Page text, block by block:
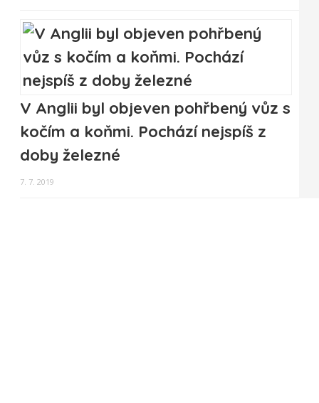
V Anglii byl objeven pohřbený vůz s
kočím a koňmi. Pochází nejspíš z
doby železné
7. 7. 2019